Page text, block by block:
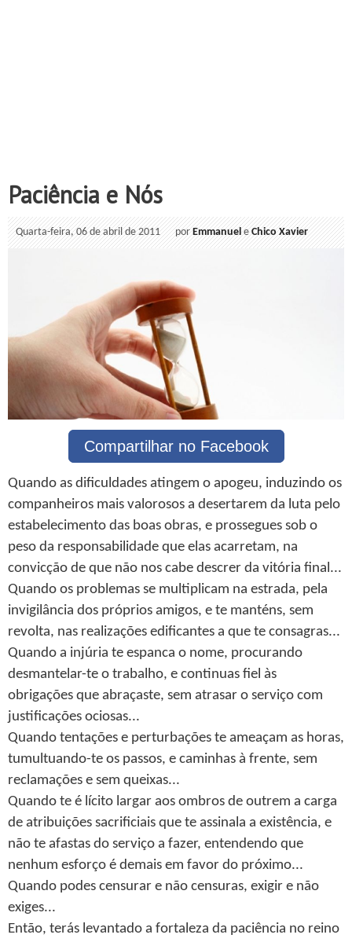
Paciência e Nós
Quarta-feira, 06 de abril de 2011 porEmmanuel eChico Xavier
Compartilhar no Facebook
Quando as dificuldades atingem o apogeu, induzindo os
companheiros mais valorosos a desertarem da luta pelo
estabelecimento das boas obras, e prossegues sob o
peso da responsabilidade que elas acarretam, na
convicção de que não nos cabe descrer da vitória final...
Quando os problemas se multiplicam na estrada, pela
invigilância dos próprios amigos, e te manténs, sem
revolta, nas realizações edificantes a que te consagras...
Quando a injúria te espanca o nome, procurando
desmantelar-te o trabalho, e continuas fiel às
obrigações que abraçaste, sem atrasar o serviço com
justificações ociosas...
Quando tentações e perturbações te ameaçam as horas,
tumultuando-te os passos, e caminhas à frente, sem
reclamações e sem queixas...
Quando te é lícito largar aos ombros de outrem a carga
de atribuições sacrificiais que te assinala a existência, e
não te afastas do serviço a fazer, entendendo que
nenhum esforço é demais em favor do próximo...
Quando podes censurar e não censuras, exigir e não
exiges...
Então, terás levantado a fortaleza da paciência no reino